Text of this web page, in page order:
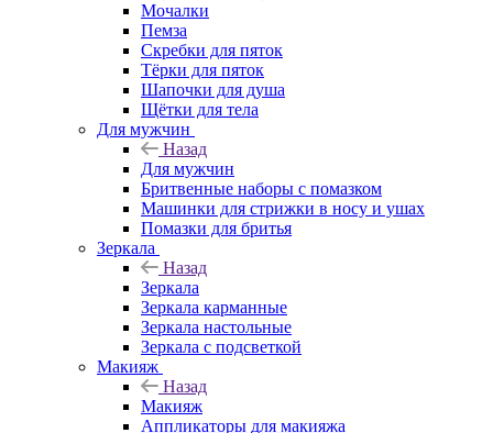
Мочалки
Пемза
Скребки для пяток
Тёрки для пяток
Шапочки для душа
Щётки для тела
Для мужчин
Назад
Для мужчин
Бритвенные наборы с помазком
Машинки для стрижки в носу и ушах
Помазки для бритья
Зеркала
Назад
Зеркала
Зеркала карманные
Зеркала настольные
Зеркала с подсветкой
Макияж
Назад
Макияж
Аппликаторы для макияжа